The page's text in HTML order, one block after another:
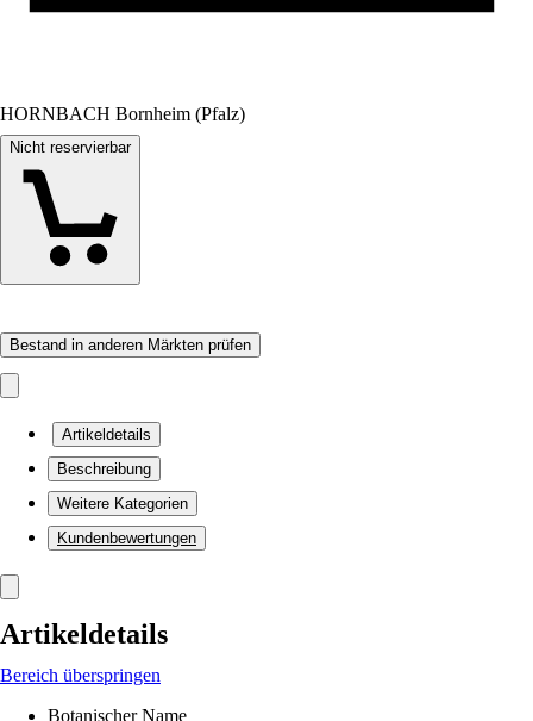
HORNBACH Bornheim (Pfalz)
Nicht reservierbar
Bestand in anderen Märkten prüfen
Artikeldetails
Beschreibung
Weitere Kategorien
Kundenbewertungen
Artikeldetails
Bereich überspringen
Botanischer Name